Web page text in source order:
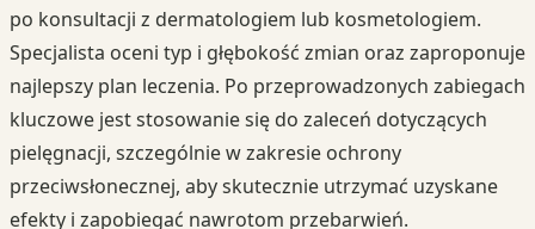
po konsultacji z dermatologiem lub kosmetologiem.
Specjalista oceni typ i głębokość zmian oraz zaproponuje
najlepszy plan leczenia. Po przeprowadzonych zabiegach
kluczowe jest stosowanie się do zaleceń dotyczących
pielęgnacji, szczególnie w zakresie ochrony
przeciwsłonecznej, aby skutecznie utrzymać uzyskane
efekty i zapobiegać nawrotom przebarwień.